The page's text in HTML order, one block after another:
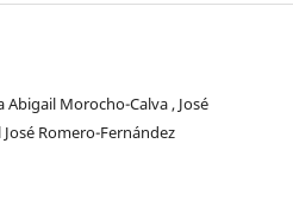
Abigail Morocho-Calva , José
Romero-Fernández